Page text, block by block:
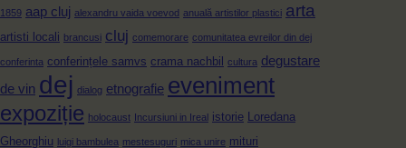
1859 aap cluj alexandru vaida voevod anuală artistilor plastici arta
artisti locali brancusi cluj comemorare comunitatea evreilor din dej
conferinta conferințele samvs crama nachbil cultura degustare
de vin dej dialog etnografie eveniment
expoziție holocaust Incursiuni in Ireal istorie Loredana
Gheorghiu luigi bambulea mestesuguri mica unire mituri